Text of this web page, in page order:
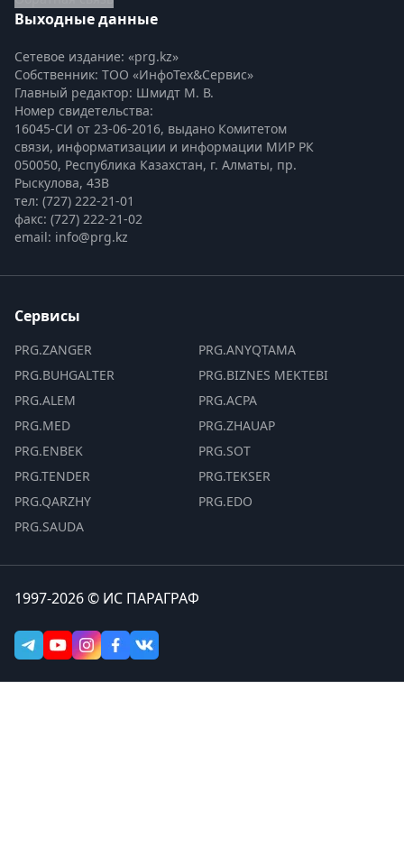
Выходные данные
Сетевое издание: «prg.kz»
Собственник: ТОО «ИнфоТех&Сервис»
Главный редактор: Шмидт М. В.
Номер свидетельства:
16045-СИ от 23-06-2016, выдано Комитетом
связи, информатизации и информации МИР РК
050050, Республика Казахстан, г. Алматы, пр.
Рыскулова, 43В
тел: (727) 222-21-01
факс: (727) 222-21-02
email: info@prg.kz
Сервисы
PRG.ZANGER
PRG.BUHGALTER
PRG.ALEM
PRG.MED
PRG.ENBEK
PRG.TENDER
PRG.QARZHY
PRG.SAUDA
PRG.ANYQTAMA
PRG.BIZNES MEKTEBI
PRG.ACPA
PRG.ZHAUAP
PRG.SOT
PRG.TEKSER
PRG.EDO
1997-2026 © ИС ПАРАГРАФ